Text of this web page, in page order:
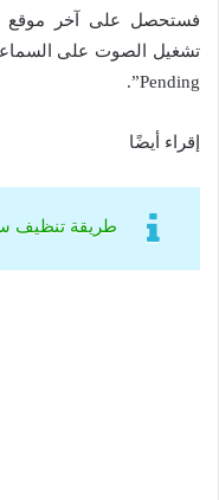
فستحصل على آخر موقع
Pending”.
إقراء أيضًا
طريقة تنظيف